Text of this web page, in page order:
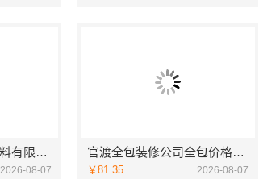
苏州兔哥哥智装新材料有限公司高新区毛坯房免费量房
2026-08-07
官渡全包装修公司全包价格，云南至高新型建材有限公司闭口合同
￥81.35 2026-08-07